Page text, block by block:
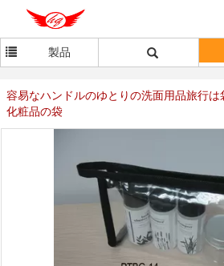
製品
容易なハンドルのゆとりの洗面用品旅行
化粧品の袋